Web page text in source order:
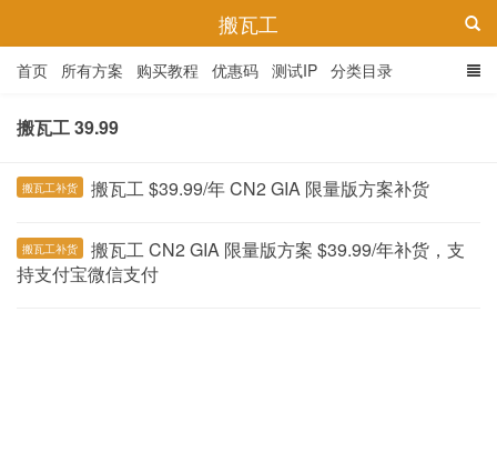
搬瓦工
首页 所有方案 购买教程 优惠码 测试IP 分类目录
搬瓦工 39.99
搬瓦工补货 搬瓦工 $39.99/年 CN2 GIA 限量版方案补货
搬瓦工补货
搬瓦工 CN2 GIA 限量版方案 $39.99/年补货，支
持支付宝微信支付